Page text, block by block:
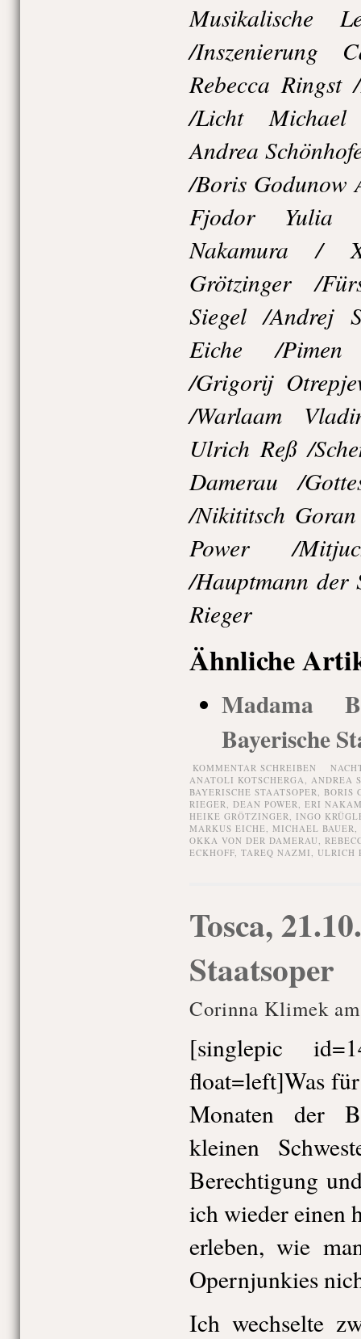
Musikalische
/Inszenierung
Rebecca Ringst
/Licht Michael
Andrea
/Boris Godunow
Fjodor Yulia
Nakamura /
Grötzinger /
Siegel /Andrej
Eiche /Pimen
/Grigorij
/Warlaam
Ulrich Reß /
Damerau /
/Nikititsch
Power /
/Hauptmann der
Rieger
Ähnliche
Madama
Bayerische
KOMMENTAR SCHREIBEN
ANATOLI KOTSCHERGA, ANDREA
BAYERISCHE STAATSOPER, BORIS
RIEGER, DEAN POWER, ERI
HEIKE GRÖTZINGER, INGO
MARKUS EICHE, MICHAEL BAUER,
OKKA VON DER DAMERAU,
ECKHOFF, TAREQ NAZMI, ULRICH
Tosca,
Staatsoper
Corinna Klimek
[singlepic
float=left]Was
Monaten der
kleinen
Berechtigung
ich wieder einen
erleben, wie
Opernjunkies
Ich wechselte